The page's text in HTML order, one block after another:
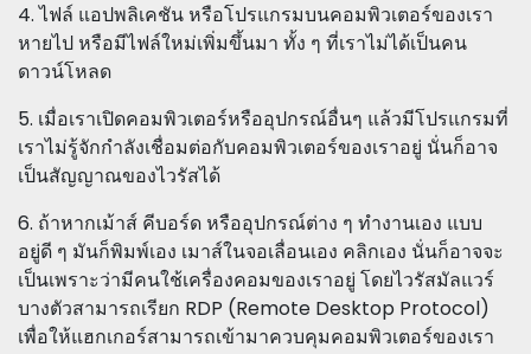
4. ไฟล์ แอปพลิเคชัน หรือโปรแกรมบนคอมพิวเตอร์ของเรา
หายไป หรือมีไฟล์ใหม่เพิ่มขึ้นมา ทั้ง ๆ ที่เราไม่ได้เป็นคน
ดาวน์โหลด
5. เมื่อเราเปิดคอมพิวเตอร์หรืออุปกรณ์อื่นๆ แล้วมีโปรแกรมที่
เราไม่รู้จักกำลังเชื่อมต่อกับคอมพิวเตอร์ของเราอยู่ นั่นก็อาจ
เป็นสัญญาณของไวรัสได้
6. ถ้าหากเม้าส์ คีบอร์ด หรืออุปกรณ์ต่าง ๆ ทำงานเอง แบบ
อยู่ดี ๆ มันก็พิมพ์เอง เมาส์ในจอเลื่อนเอง คลิกเอง นั่นก็อาจจะ
เป็นเพราะว่ามีคนใช้เครื่องคอมของเราอยู่ โดยไวรัสมัลแวร์
บางตัวสามารถเรียก RDP (Remote Desktop Protocol)
เพื่อให้แฮกเกอร์สามารถเข้ามาควบคุมคอมพิวเตอร์ของเรา